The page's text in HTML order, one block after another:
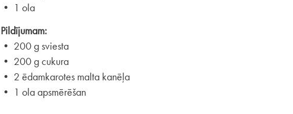
• 1 ola
Pildījumam:
• 200 g sviesta
• 200 g cukura
• 2 ēdamkarotes malta kanēļa
• 1 ola apsmērēšan